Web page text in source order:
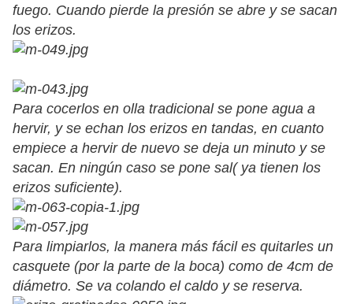
fuego. Cuando pierde la presión se abre y se sacan
los erizos.
Para cocerlos en olla tradicional se pone agua a
hervir, y se echan los erizos en tandas, en cuanto
empiece a hervir de nuevo se deja un minuto y se
sacan. En ningún caso se pone sal( ya tienen los
erizos suficiente).
Para limpiarlos, la manera más fácil es quitarles un
casquete (por la parte de la boca) como de 4cm de
diámetro. Se va colando el caldo y se reserva.